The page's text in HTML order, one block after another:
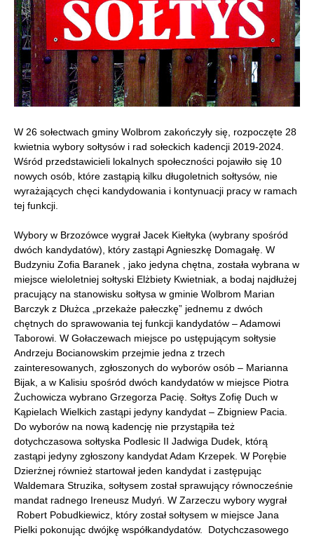
W 26 sołectwach gminy Wolbrom zakończyły się, rozpoczęte 28
kwietnia wybory sołtysów i rad sołeckich kadencji 2019-2024.
Wśród przedstawicieli lokalnych społeczności pojawiło się 10
nowych osób, które zastąpią kilku długoletnich sołtysów, nie
wyrażających chęci kandydowania i kontynuacji pracy w ramach
tej funkcji.
Wybory w Brzozówce wygrał Jacek Kiełtyka (wybrany spośród
dwóch kandydatów), który zastąpi Agnieszkę Domagałę. W
Budzyniu Zofia Baranek , jako jedyna chętna, została wybrana w
miejsce wieloletniej sołtyski Elżbiety Kwietniak, a bodaj najdłużej
pracujący na stanowisku sołtysa w gminie Wolbrom Marian
Barczyk z Dłużca „przekaże pałeczkę” jednemu z dwóch
chętnych do sprawowania tej funkcji kandydatów – Adamowi
Taborowi. W Gołaczewach miejsce po ustępującym sołtysie
Andrzeju Bocianowskim przejmie jedna z trzech
zainteresowanych, zgłoszonych do wyborów osób – Marianna
Bijak, a w Kalisiu spośród dwóch kandydatów w miejsce Piotra
Żuchowicza wybrano Grzegorza Pacię. Sołtys Zofię Duch w
Kąpielach Wielkich zastąpi jedyny kandydat – Zbigniew Pacia.
Do wyborów na nową kadencję nie przystąpiła też
dotychczasowa sołtyska Podlesic II Jadwiga Dudek, którą
zastąpi jedyny zgłoszony kandydat Adam Krzepek. W Porębie
Dzierżnej również startował jeden kandydat i zastępując
Waldemara Struzika, sołtysem został sprawujący równocześnie
mandat radnego Ireneusz Mudyń. W Zarzeczu wybory wygrał
Robert Pobudkiewicz, który został sołtysem w miejsce Jana
Pielki pokonując dwójkę współkandydatów. Dotychczasowego